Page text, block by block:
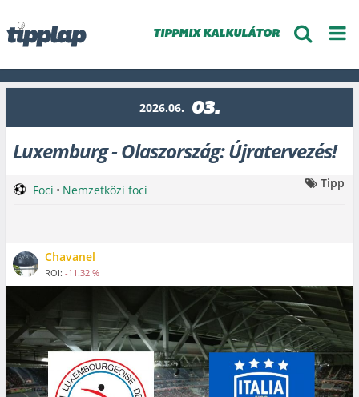
TIPPMIX KALKULÁTOR
2026.06. 03.
Luxemburg - Olaszország: Újratervezés!
Chavanel
ROI: -11.32 %
Foci • Nemzetközi foci Tipp